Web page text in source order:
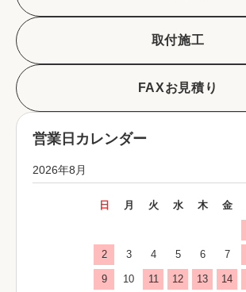
取付施工
FAXお見積り
営業日カレンダー
2026年8月
日 月 火 水 木 金
2 3 4 5 6 7
9 10 11 12 13 14